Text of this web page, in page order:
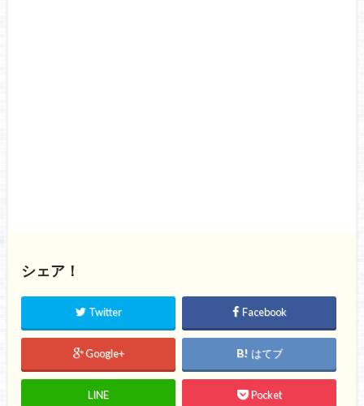
シェア！
Twitter Facebook
Google+ はてブ
LINE Pocket